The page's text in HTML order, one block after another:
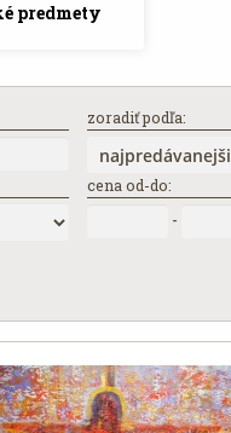
predmety
zoradiť podľa:
cena od-do:
-